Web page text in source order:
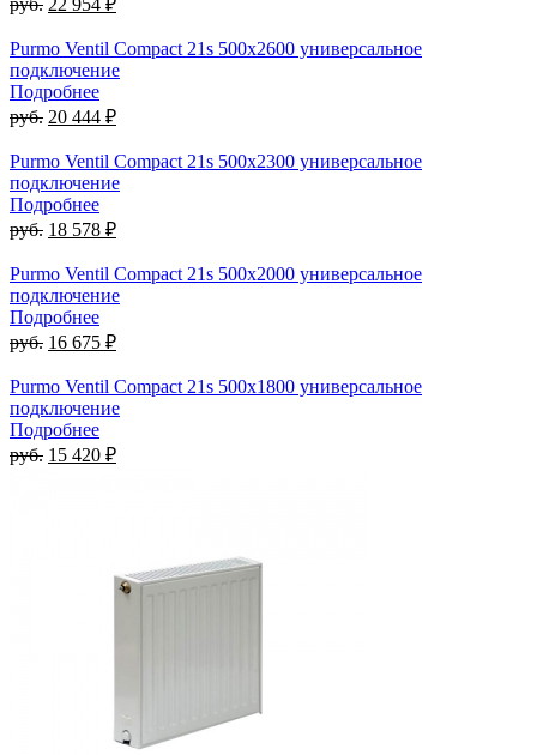
руб. 22 954 ₽
Purmo Ventil Compact 21s 500х2600 универсальное
подключение
Подробнее
руб. 20 444 ₽
Purmo Ventil Compact 21s 500х2300 универсальное
подключение
Подробнее
руб. 18 578 ₽
Purmo Ventil Compact 21s 500х2000 универсальное
подключение
Подробнее
руб. 16 675 ₽
Purmo Ventil Compact 21s 500х1800 универсальное
подключение
Подробнее
руб. 15 420 ₽